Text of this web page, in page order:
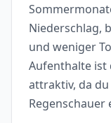
Niederschlag,
und weniger
Aufenthalte ist
attraktiv, da